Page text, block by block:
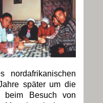
nordafrikanischen
später um die
beim Besuch von